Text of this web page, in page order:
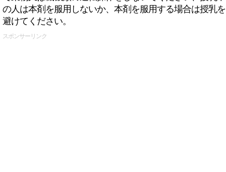
の人は本剤を服用しないか、本剤を服用する場合は授乳を
避けてください。
スポンサーリンク